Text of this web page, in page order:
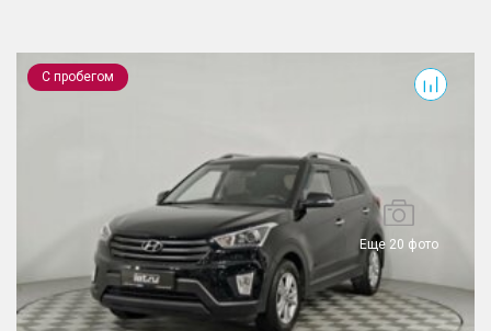
С пробегом
Еще 20 фото
Creta